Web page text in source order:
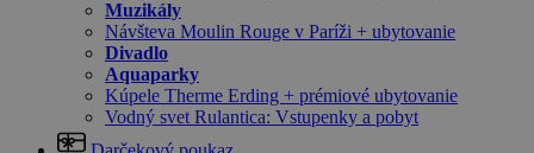
Muzikály
Návšteva Moulin Rouge v Paríži + ubytovanie
Divadlo
Aquaparky
Kúpele Therme Erding + prémiové ubytovanie
Vodný svet Rulantica: Vstupenky a pobyt